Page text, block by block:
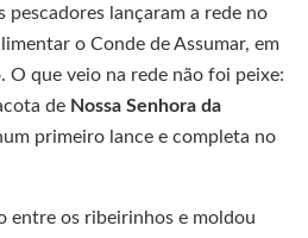
pescadores lançaram a rede no
o Conde de Assumar, em
O que veio na rede não foi peixe:
de Nossa Senhora da
primeiro lance e completa no
entre os ribeirinhos e moldou